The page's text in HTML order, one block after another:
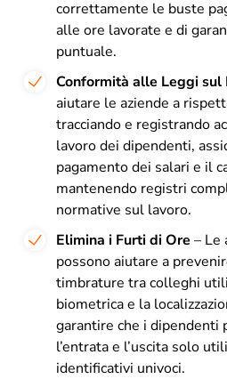
correttamente le buste
alle ore lavorate e di
puntuale.
Conformità alle Leggi sul
aiutare le aziende a
tracciando e registrando
lavoro dei dipendenti,
pagamento dei salari e il
mantenendo registri
normative sul lavoro.
Elimina i Furti di Ore – Le
possono aiutare a
timbrature tra colleghi
biometrica e la
garantire che i dipendenti
l’entrata e l’uscita solo
identificativi univoci.